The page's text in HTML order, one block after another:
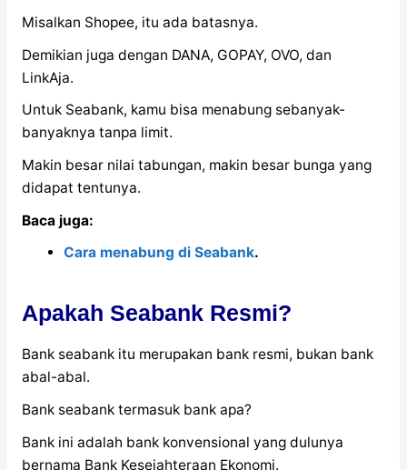
Misalkan Shopee, itu ada batasnya.
Demikian juga dengan DANA, GOPAY, OVO, dan
LinkAja.
Untuk Seabank, kamu bisa menabung sebanyak-
banyaknya tanpa limit.
Makin besar nilai tabungan, makin besar bunga yang
didapat tentunya.
Baca juga:
Cara menabung di Seabank.
Apakah Seabank Resmi?
Bank seabank itu merupakan bank resmi, bukan bank
abal-abal.
Bank seabank termasuk bank apa?
Bank ini adalah bank konvensional yang dulunya
bernama Bank Kesejahteraan Ekonomi.